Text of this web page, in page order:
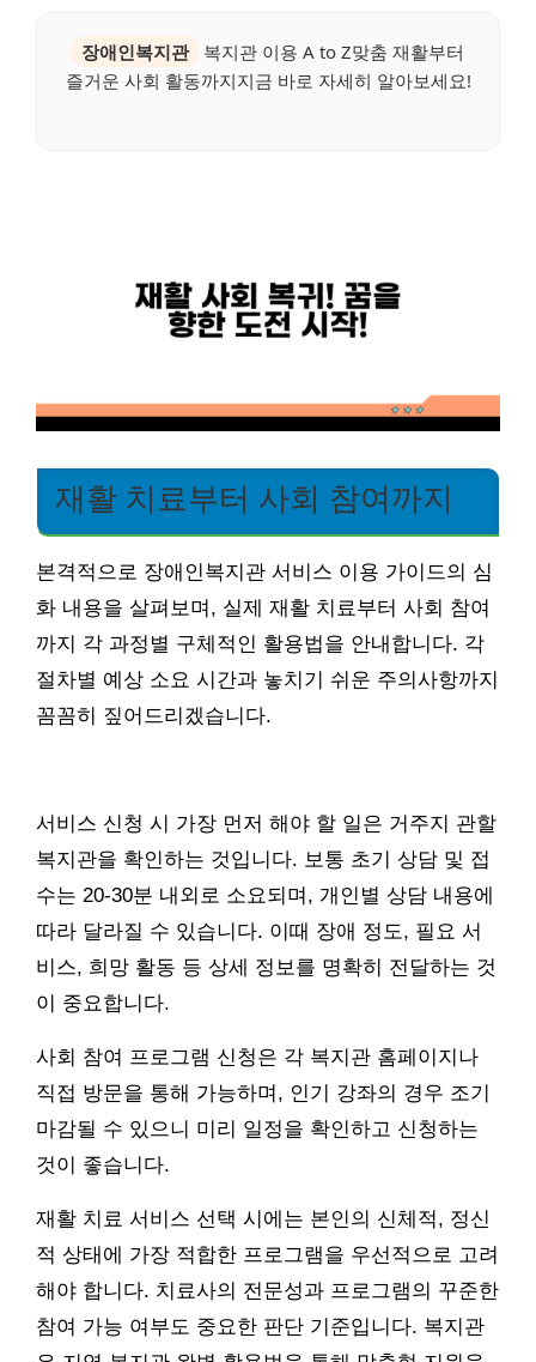
장애인복지관
복지관 이용 A to Z맞춤 재활부터
즐거운 사회 활동까지지금 바로 자세히 알아보세요!
재활 치료부터 사회 참여까지
본격적으로 장애인복지관 서비스 이용 가이드의 심
화 내용을 살펴보며, 실제 재활 치료부터 사회 참여
까지 각 과정별 구체적인 활용법을 안내합니다. 각
절차별 예상 소요 시간과 놓치기 쉬운 주의사항까지
꼼꼼히 짚어드리겠습니다.
서비스 신청 시 가장 먼저 해야 할 일은 거주지 관할
복지관을 확인하는 것입니다. 보통 초기 상담 및 접
수는 20-30분 내외로 소요되며, 개인별 상담 내용에
따라 달라질 수 있습니다. 이때 장애 정도, 필요 서
비스, 희망 활동 등 상세 정보를 명확히 전달하는 것
이 중요합니다.
사회 참여 프로그램 신청은 각 복지관 홈페이지나
직접 방문을 통해 가능하며, 인기 강좌의 경우 조기
마감될 수 있으니 미리 일정을 확인하고 신청하는
것이 좋습니다.
재활 치료 서비스 선택 시에는 본인의 신체적, 정신
적 상태에 가장 적합한 프로그램을 우선적으로 고려
해야 합니다. 치료사의 전문성과 프로그램의 꾸준한
참여 가능 여부도 중요한 판단 기준입니다. 복지관